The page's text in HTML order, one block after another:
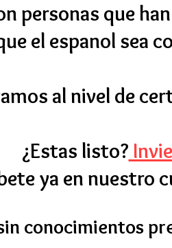
personas que
el espanol sea
al nivel de
¿Estas listo?
ya en nuestro
conocimientos